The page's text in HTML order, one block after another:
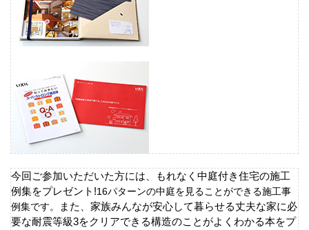
今回ご参加いただいた方には、もれなく中庭付き住宅の施工
例集をプレゼント !16パターンの中庭を見ることができる施工事
例集です。
また、家族みんなが安心して暮らせる丈夫な家に必
要な耐震等級3をクリアできる構造のことがよくわかる本をプ